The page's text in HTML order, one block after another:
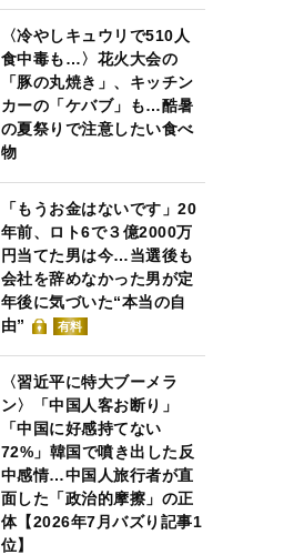
〈冷やしキュウリで510人
食中毒も…〉花火大会の
「豚の丸焼き」、キッチン
カーの「ケバブ」も…酷暑
の夏祭りで注意したい食べ
物
「もうお金はないです」20
年前、ロト6で３億2000万
円当てた男は今…当選後も
会社を辞めなかった男が定
年後に気づいた“本当の自
由”
有料
〈習近平に特大ブーメラ
ン〉「中国人客お断り」
「中国に好感持てない
72%」韓国で噴き出した反
中感情…中国人旅行者が直
面した「政治的摩擦」の正
体【2026年7月バズり記事1
位】